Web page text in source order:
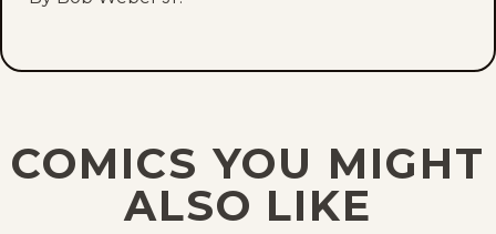
COMICS YOU MIGHT
ALSO LIKE